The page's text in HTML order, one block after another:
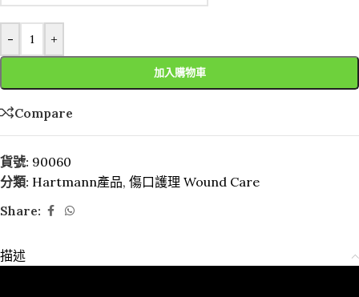
- +
加入購物車
Compare
貨號: 90060
分類: Hartmann產品, 傷口護理 Wound Care
Share:
描述